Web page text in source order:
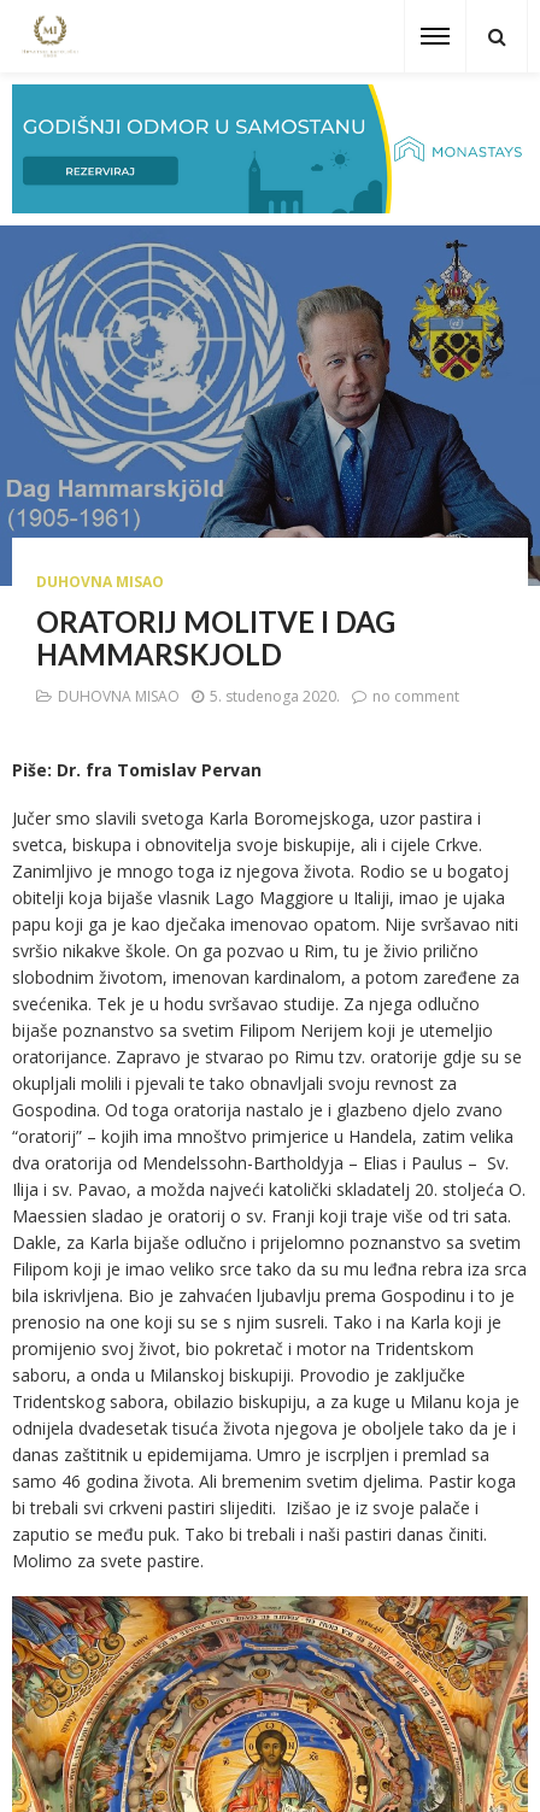
DUHOVNA MISAO
ORATORIJ MOLITVE I DAG
HAMMARSKJOLD
DUHOVNA MISAO 5. studenoga 2020. no comment
Piše: Dr. fra Tomislav Pervan
Jučer smo slavili svetoga Karla Boromejskoga, uzor pastira i
svetca, biskupa i obnovitelja svoje biskupije, ali i cijele Crkve.
Zanimljivo je mnogo toga iz njegova života. Rodio se u bogatoj
obitelji koja bijaše vlasnik Lago Maggiore u Italiji, imao je ujaka
papu koji ga je kao dječaka imenovao opatom. Nije svršavao niti
svršio nikakve škole. On ga pozvao u Rim, tu je živio prilično
slobodnim životom, imenovan kardinalom, a potom zaređene za
svećenika. Tek je u hodu svršavao studije. Za njega odlučno
bijaše poznanstvo sa svetim Filipom Nerijem koji je utemeljio
oratorijance. Zapravo je stvarao po Rimu tzv. oratorije gdje su se
okupljali molili i pjevali te tako obnavljali svoju revnost za
Gospodina. Od toga oratorija nastalo je i glazbeno djelo zvano
“oratorij” – kojih ima mnoštvo primjerice u Handela, zatim velika
dva oratorija od Mendelssohn-Bartholdyja – Elias i Paulus – Sv.
Ilija i sv. Pavao, a možda najveći katolički skladatelj 20. stoljeća O.
Maessien sladao je oratorij o sv. Franji koji traje više od tri sata.
Dakle, za Karla bijaše odlučno i prijelomno poznanstvo sa svetim
Filipom koji je imao veliko srce tako da su mu leđna rebra iza srca
bila iskrivljena. Bio je zahvaćen ljubavlju prema Gospodinu i to je
prenosio na one koji su se s njim susreli. Tako i na Karla koji je
promijenio svoj život, bio pokretač i motor na Tridentskom
saboru, a onda u Milanskoj biskupiji. Provodio je zaključke
Tridentskog sabora, obilazio biskupiju, a za kuge u Milanu koja je
odnijela dvadesetak tisuća života njegova je oboljele tako da je i
danas zaštitnik u epidemijama. Umro je iscrpljen i premlad sa
samo 46 godina života. Ali bremenim svetim djelima. Pastir koga
bi trebali svi crkveni pastiri slijediti. Izišao je iz svoje palače i
zaputio se među puk. Tako bi trebali i naši pastiri danas činiti.
Molimo za svete pastire.